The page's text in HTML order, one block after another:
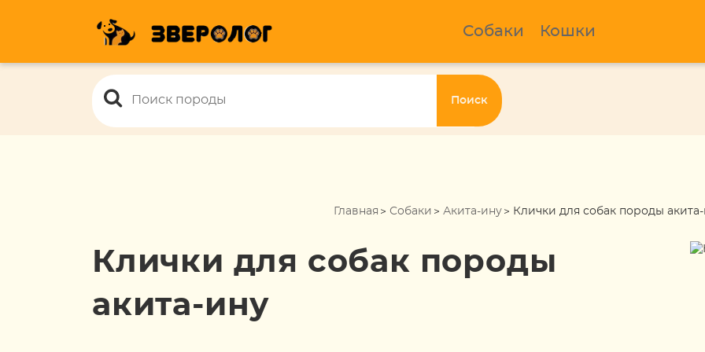
Собаки Кошки
Поиск
Главная Собаки Акита-ину Клички для собак породы
Клички для собак породы
акита-ину